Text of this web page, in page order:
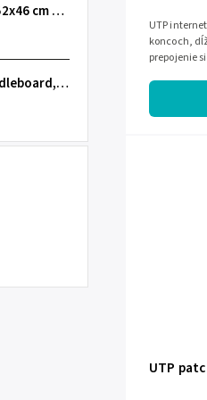
Nafukovacia matrac 236x152x46 cm so zabudovanou elektrickou pumpou INTEX 64448
Rebel Active RBA-4507 paddleboard, 335 cm L-RBA-4507-OR
UTP
koncoch,
prepojenie
UTP